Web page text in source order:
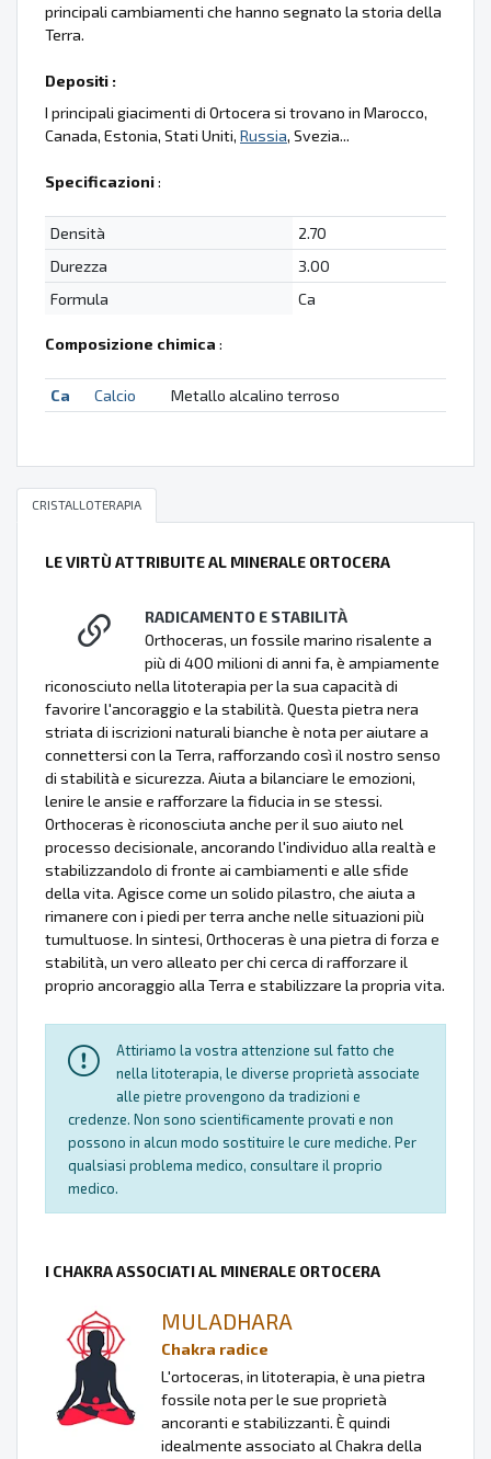
principali cambiamenti che hanno segnato la storia della
Terra.
Depositi :
I principali giacimenti di Ortocera si trovano in Marocco,
Canada, Estonia, Stati Uniti, Russia, Svezia...
Specificazioni:
Densità
2.70
Durezza
3.00
Formula
Ca
Composizione chimica :
Ca Calcio Metallo alcalino terroso
CRISTALLOTERAPIA
LE VIRTÙ ATTRIBUITE AL MINERALE ORTOCERA
RADICAMENTO E STABILITÀ
Orthoceras, un fossile marino risalente a
più di 400 milioni di anni fa, è ampiamente
riconosciuto nella litoterapia per la sua capacità di
favorire l'ancoraggio e la stabilità. Questa pietra nera
striata di iscrizioni naturali bianche è nota per aiutare a
connettersi con la Terra, rafforzando così il nostro senso
di stabilità e sicurezza. Aiuta a bilanciare le emozioni,
lenire le ansie e rafforzare la fiducia in se stessi.
Orthoceras è riconosciuta anche per il suo aiuto nel
processo decisionale, ancorando l'individuo alla realtà e
stabilizzandolo di fronte ai cambiamenti e alle sfide
della vita. Agisce come un solido pilastro, che aiuta a
rimanere con i piedi per terra anche nelle situazioni più
tumultuose. In sintesi, Orthoceras è una pietra di forza e
stabilità, un vero alleato per chi cerca di rafforzare il
proprio ancoraggio alla Terra e stabilizzare la propria vita.
Attiriamo la vostra attenzione sul fatto che
nella litoterapia, le diverse proprietà associate
alle pietre provengono da tradizioni e
credenze. Non sono scientificamente provati e non
possono in alcun modo sostituire le cure mediche. Per
qualsiasi problema medico, consultare il proprio
medico.
I CHAKRA ASSOCIATI AL MINERALE ORTOCERA
MULADHARA
Chakra radice
L'ortoceras, in litoterapia, è una pietra
fossile nota per le sue proprietà
ancoranti e stabilizzanti. È quindi
idealmente associato al Chakra della